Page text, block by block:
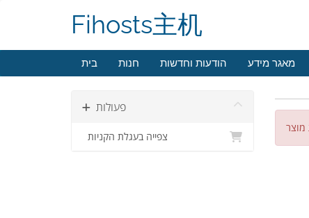
Fihosts主机
בית חנות הודעות וחדשות מאגר מידע
פעולות
צפייה בעגלת הקניות